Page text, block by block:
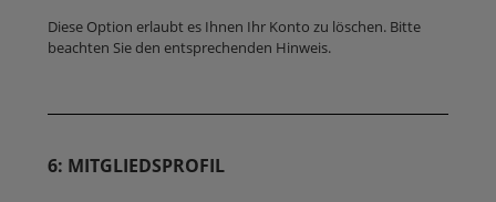
Diese Option erlaubt es Ihnen Ihr Konto zu löschen. Bitte
beachten Sie den entsprechenden Hinweis.
6: MITGLIEDSPROFIL